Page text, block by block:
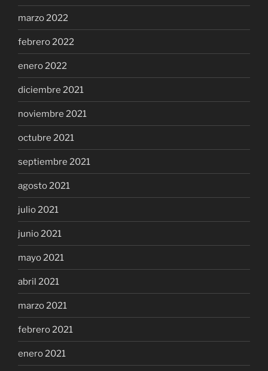
marzo 2022
febrero 2022
enero 2022
diciembre 2021
noviembre 2021
octubre 2021
septiembre 2021
agosto 2021
julio 2021
junio 2021
mayo 2021
abril 2021
marzo 2021
febrero 2021
enero 2021